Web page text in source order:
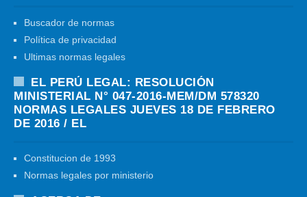
Buscador de normas
Política de privacidad
Ultimas normas legales
EL PERÚ LEGAL: RESOLUCIÓN
MINISTERIAL N° 047-2016-MEM/DM 578320
NORMAS LEGALES JUEVES 18 DE FEBRERO
DE 2016 / EL
Constitucion de 1993
Normas legales por ministerio